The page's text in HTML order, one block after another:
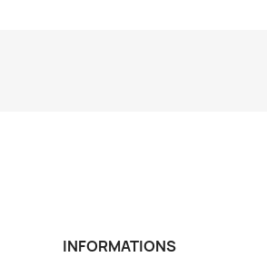
INFORMATIONS